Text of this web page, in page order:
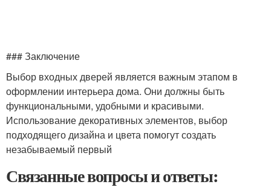
### Заключение
Выбор входных дверей является важным этапом в
оформлении интерьера дома. Они должны быть
функциональными, удобными и красивыми.
Использование декоративных элементов, выбор
подходящего дизайна и цвета помогут создать
незабываемый первый
Связанные вопросы и ответы: